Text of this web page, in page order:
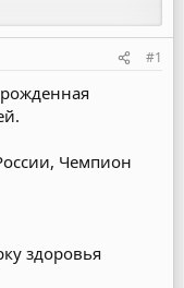
#1
Чемпион
здоровья